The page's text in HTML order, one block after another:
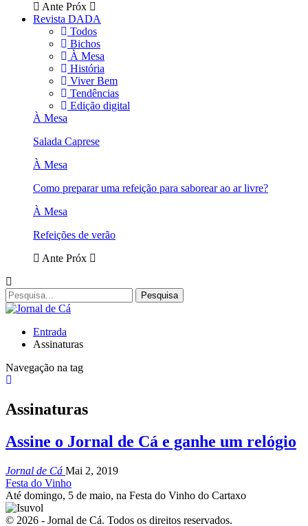
Ante Próx
Revista DADA
Todos
Bichos
À Mesa
História
Viver Bem
Tendências
Edição digital
À Mesa
Salada Caprese
À Mesa
Como preparar uma refeição para saborear ao ar livre?
À Mesa
Refeições de verão
Ante Próx
Entrada
Assinaturas
Navegação na tag
Assinaturas
Assine o Jornal de Cá e ganhe um relógio
Jornal de Cá Mai 2, 2019
Festa do Vinho
Até domingo, 5 de maio, na Festa do Vinho do Cartaxo
© 2026 - Jornal de Cá. Todos os direitos reservados.